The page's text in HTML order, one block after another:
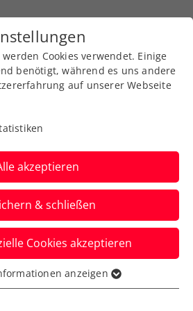
wieninvest
2023 mit
nationale Senioren-
Cookies verwendet. Einige
benötigt, während es uns andere
auf unserer Webseite
akzeptieren
& schließen
Cookies akzeptieren
für grundlegende
anzeigen